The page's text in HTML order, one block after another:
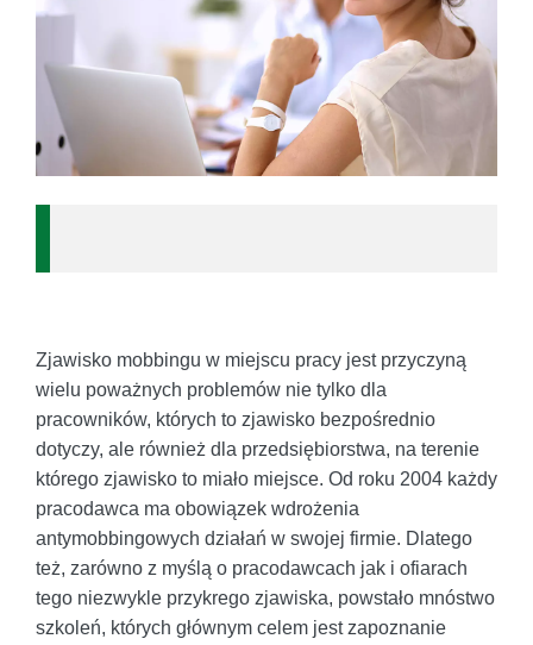
Zjawisko mobbingu w miejscu pracy jest przyczyną
wielu poważnych problemów nie tylko dla
pracowników, których to zjawisko bezpośrednio
dotyczy, ale również dla przedsiębiorstwa, na terenie
którego zjawisko to miało miejsce. Od roku 2004 każdy
pracodawca ma obowiązek wdrożenia
antymobbingowych działań w swojej firmie. Dlatego
też, zarówno z myślą o pracodawcach jak i ofiarach
tego niezwykle przykrego zjawiska, powstało mnóstwo
szkoleń, których głównym celem jest zapoznanie